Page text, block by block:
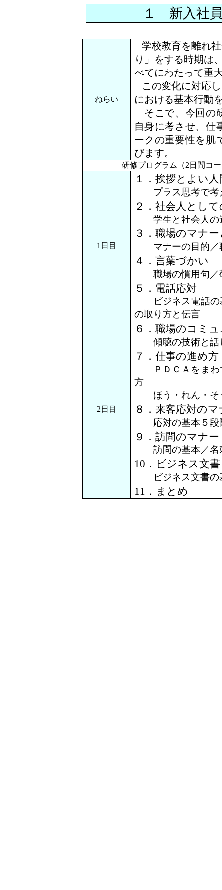
１ 新入社
ねらい
学校教育を離れ
り」をする時期は
べてにわたって重
この変化に対応
における基本行動
そこで、今回の
自身に考させ、仕
ークの重要性を肌
びます。
研修プログラム（2日間
1日目
１．挨拶とよい人
プラス思考で考
２．社会人とし
学生と社会人の
３．職場のマナ
マナーの目的／
４．言葉づかい
職場の慣用句／
５．電話応対
ビジネス電話の
の取り方と伝言
2日目
６．職場のコミ
傾聴の技術と話
７．仕事の進め方
ＰＤＣＡをまわ
方
ほう・れん・そ
８．来客応対のマ
応対の基本５段
９．訪問のマナー
訪問の基本／名
10．ビジネス文書
ビジネス文書の
11．まとめ